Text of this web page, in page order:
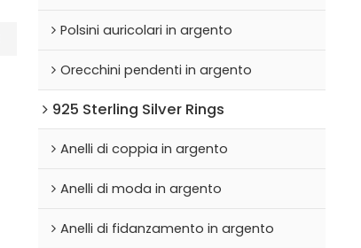
Polsini auricolari in argento
Orecchini pendenti in argento
925 Sterling Silver Rings
Anelli di coppia in argento
Anelli di moda in argento
Anelli di fidanzamento in argento